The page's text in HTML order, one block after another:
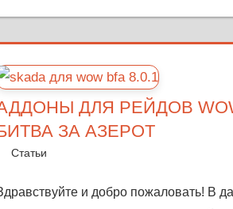
ДЛЯ РЕЙДОВ
ЗА АЗЕРОТ
27 октября, 2018
Warka
Статьи
и добро пожаловать! В